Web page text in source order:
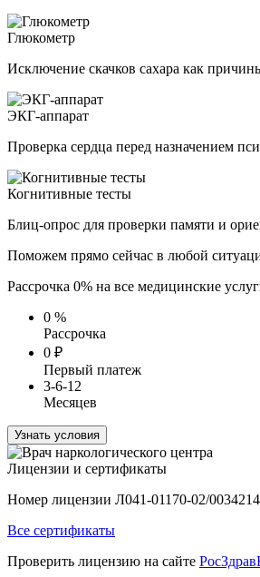
Глюкометр
Исключение скачков сахара как
ЭКГ-аппарат
Проверка сердца перед назначением
Когнитивные тесты
Блиц-опрос для проверки памяти и
Поможем прямо сейчас в любой
Рассрочка 0% на все медицинские
0 %
Рассрочка
0 ₽
Первый платеж
3-6-12
Месяцев
Узнать условия
Лицензии и сертификаты
Номер лицензии Л041-01170-02/
Все сертификаты
Проверить лицензию на сайте